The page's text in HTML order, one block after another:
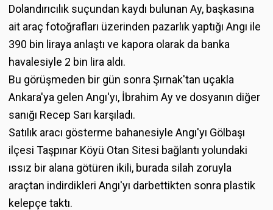
Dolandırıcılık suçundan kaydı bulunan Ay, başkasına
ait araç fotoğrafları üzerinden pazarlık yaptığı Angı ile
390 bin liraya anlaştı ve kapora olarak da banka
havalesiyle 2 bin lira aldı.
Bu görüşmeden bir gün sonra Şırnak'tan uçakla
Ankara'ya gelen Angı'yı, İbrahim Ay ve dosyanın diğer
sanığı Recep Sarı karşıladı.
Satılık aracı gösterme bahanesiyle Angı'yı Gölbaşı
ilçesi Taşpınar Köyü Otan Sitesi bağlantı yolundaki
ıssız bir alana götüren ikili, burada silah zoruyla
araçtan indirdikleri Angı'yı darbettikten sonra plastik
kelepçe taktı.